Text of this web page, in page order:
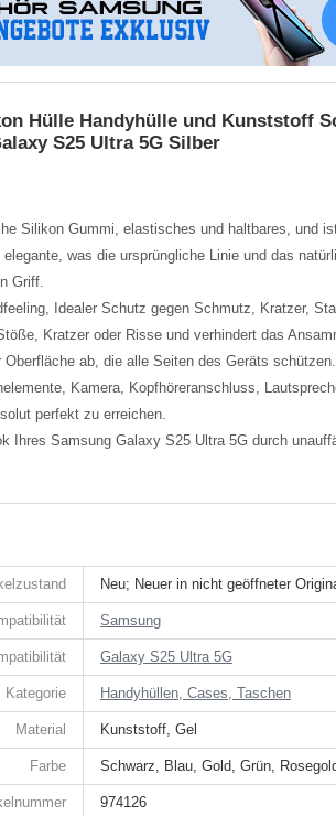
Hülle Handyhülle und Kunststoff
S25 Ultra 5G Silber
Silikon Gummi, elastisches und haltbares, und
was die ursprüngliche Linie und das
Griff.
Idealer Schutz gegen Schmutz, Kratzer,
Kratzer oder Risse und verhindert das
Oberfläche ab, die alle Seiten des Geräts schützen.
Kamera, Kopfhöreranschluss,
perfekt zu erreichen.
Ihres Samsung Galaxy S25 Ultra 5G durch
Neu; Neuer in nicht geöffneter
Samsung
Galaxy S25 Ultra 5G
Kategorie Handyhüllen, Cases, Taschen
Material Kunststoff, Gel
Farbe Schwarz, Blau, Gold, Grün,
974126